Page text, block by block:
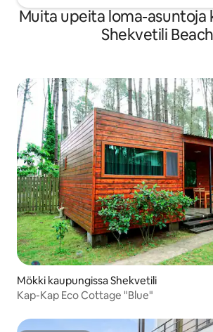
Muita upeita loma-asuntoja
Shekvetili Beach
Mökki kaupungissa Shekvetili
Kap-Kap Eco Cottage "Blue"